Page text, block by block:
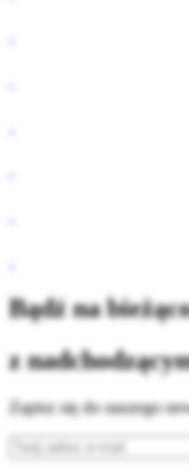
Bądź na
z
Zapisz się do naszego